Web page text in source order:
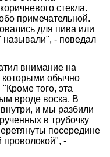
стекла.
примечательной.
для пива или
- поведал
внимание на
которыми обычно
того, эта
вроде воска. В
и мы разбили
в трубочку
посередине
проволокой", -